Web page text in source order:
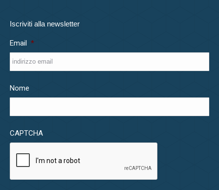
Iscriviti alla newsletter
Email *
Nome
CAPTCHA